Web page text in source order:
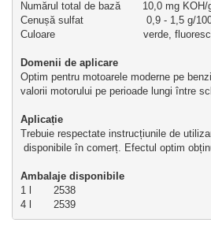
Numărul total de bază       10,0 mg KOH/
Cenușă sulfat                    0,9 - 1,5 g/
Culoare                            verde,
Domenii de aplicare
Optim pentru motoarele moderne pe
valorii motorului pe perioade lungi între
Aplicație
Trebuie respectate instrucțiunile de
disponibile în comerț. Efectul optim
Ambalaje disponibile
1 l       2538
4 l       2539